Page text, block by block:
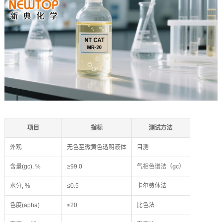
项目 指标 测试方法
外观 无色至微黄色透明液体 目测
含量(gc), % ≥99.0 气相色谱法（gc）
水分, % ≤0.5 卡尔费休法
色度(apha) ≤20 比色法